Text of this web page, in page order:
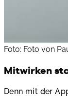
Foto: Foto von
Mitwirken
Denn mit der